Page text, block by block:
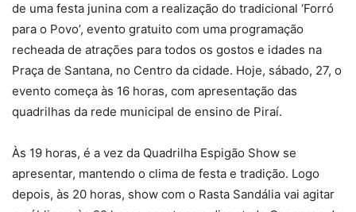
de uma festa junina com a realização do tradicional ‘Forró
para o Povo’, evento gratuito com uma programação
recheada de atrações para todos os gostos e idades na
Praça de Santana, no Centro da cidade. Hoje, sábado, 27, o
evento começa às 16 horas, com apresentação das
quadrilhas da rede municipal de ensino de Piraí.
Às 19 horas, é a vez da Quadrilha Espigão Show se
apresentar, mantendo o clima de festa e tradição. Logo
depois, às 20 horas, show com o Rasta Sandália vai agitar